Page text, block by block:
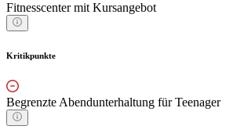
Fitnesscenter mit Kursangebot
Kritikpunkte
Begrenzte Abendunterhaltung für Teenager